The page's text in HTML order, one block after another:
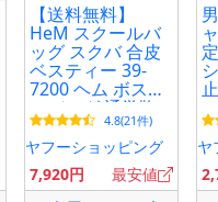
【送料無料】
HeM スクールバ
ッグ スクバ 合皮
ベスティー 39-
7200 ヘム ボスト
ンバッグ 通学鞄
おしゃれ 通学 カ
ラフル_29
4.8(21件)
ヤフーショッピング
7,920円
最安値 ャ
ヤ